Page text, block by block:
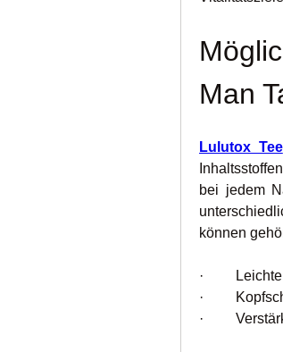
Man
Lulutox Tee
bei jedem
können
·
·
·